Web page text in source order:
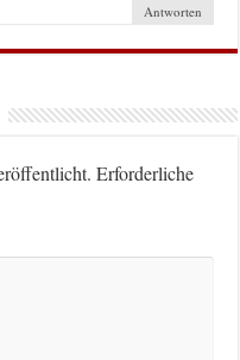
Antworten
Erforderliche